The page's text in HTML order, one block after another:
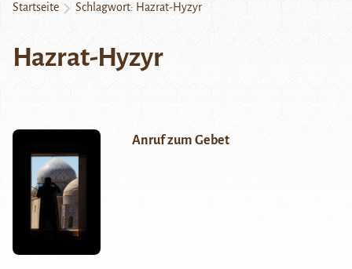
Startseite Schlagwort: Hazrat-Hyzyr
Hazrat-Hyzyr
Anruf zum Gebet